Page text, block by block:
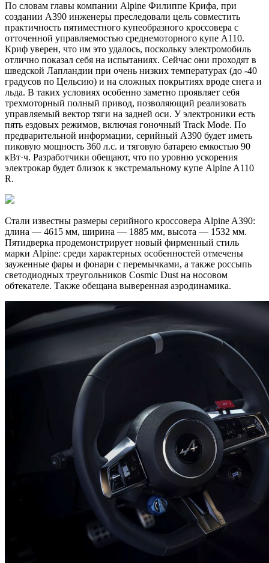
По словам главы компании Alpine Филиппе Крифа, при
создании A390 инженеры преследовали цель совместить
практичность пятиместного купеобразного кроссовера с
отточенной управляемостью среднемоторного купе A110.
Криф уверен, что им это удалось, поскольку электромобиль
отлично показал себя на испытаниях. Сейчас они проходят в
шведской Лапландии при очень низких температурах (до -40
градусов по Цельсию) и на сложных покрытиях вроде снега и
льда. В таких условиях особенно заметно проявляет себя
трехмоторный полный привод, позволяющий реализовать
управляемый вектор тяги на задней оси. У электроники есть
пять ездовых режимов, включая гоночный Track Mode. По
предварительной информации, серийный A390 будет иметь
пиковую мощность 360 л.с. и тяговую батарею емкостью 90
кВт·ч. Разработчики обещают, что по уровню ускорения
электрокар будет близок к экстремальному купе Alpine A110
R.
Стали известны размеры серийного кроссовера Alpine A390:
длина — 4615 мм, ширина — 1885 мм, высота — 1532 мм.
Пятидверка продемонстрирует новый фирменный стиль
марки Alpine: среди характерных особенностей отмечены
зауженные фары и фонари с перемычками, а также россыпь
светодиодных треугольников Cosmic Dust на носовом
обтекателе. Также обещана выверенная аэродинамика.